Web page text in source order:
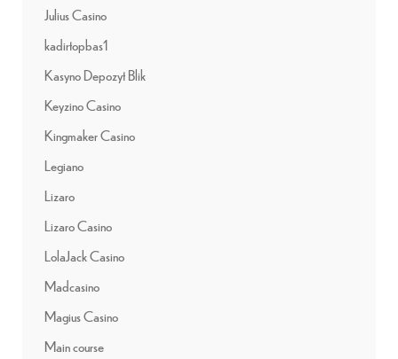
Julius Casino
kadirtopbas1
Kasyno Depozyt Blik
Keyzino Casino
Kingmaker Casino
Legiano
Lizaro
Lizaro Casino
LolaJack Casino
Madcasino
Magius Casino
Main course